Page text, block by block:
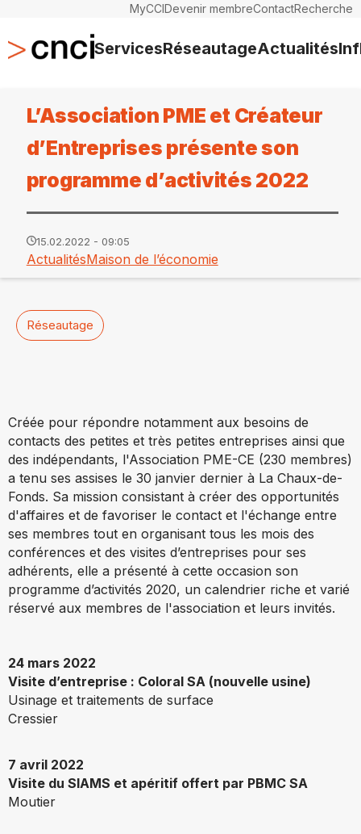
MyCCIDevenir membreContactRecherche
ServicesRéseautageActualités
L’Association PME et Créateur
d’Entreprises présente son
programme d’activités 2022
15.02.2022 - 09:05
ActualitésMaison de l’économie
Réseautage
Créée pour répondre notamment aux besoins de
contacts des petites et très petites entreprises ainsi que
des indépendants, l'Association PME-CE (230 membres)
a tenu ses assises le 30 janvier dernier à La Chaux-de-
Fonds. Sa mission consistant à créer des opportunités
d'affaires et de favoriser le contact et l'échange entre
ses membres tout en organisant tous les mois des
conférences et des visites d’entreprises pour ses
adhérents, elle a présenté à cette occasion son
programme d’activités 2020, un calendrier riche et varié
réservé aux membres de l'association et leurs invités.
24 mars 2022
Visite d’entreprise : Coloral SA (nouvelle usine)
Usinage et traitements de surface
Cressier
7 avril 2022
Visite du SIAMS et apéritif offert par PBMC SA
Moutier